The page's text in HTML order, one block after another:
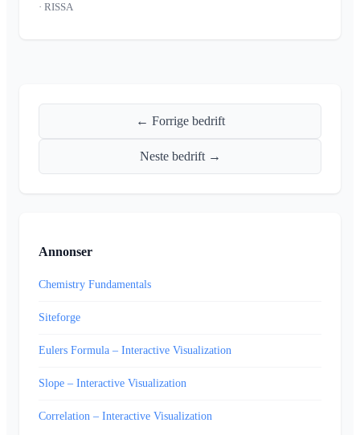
· RISSA
← Forrige bedrift
Neste bedrift →
Annonser
Chemistry Fundamentals
Siteforge
Eulers Formula – Interactive Visualization
Slope – Interactive Visualization
Correlation – Interactive Visualization